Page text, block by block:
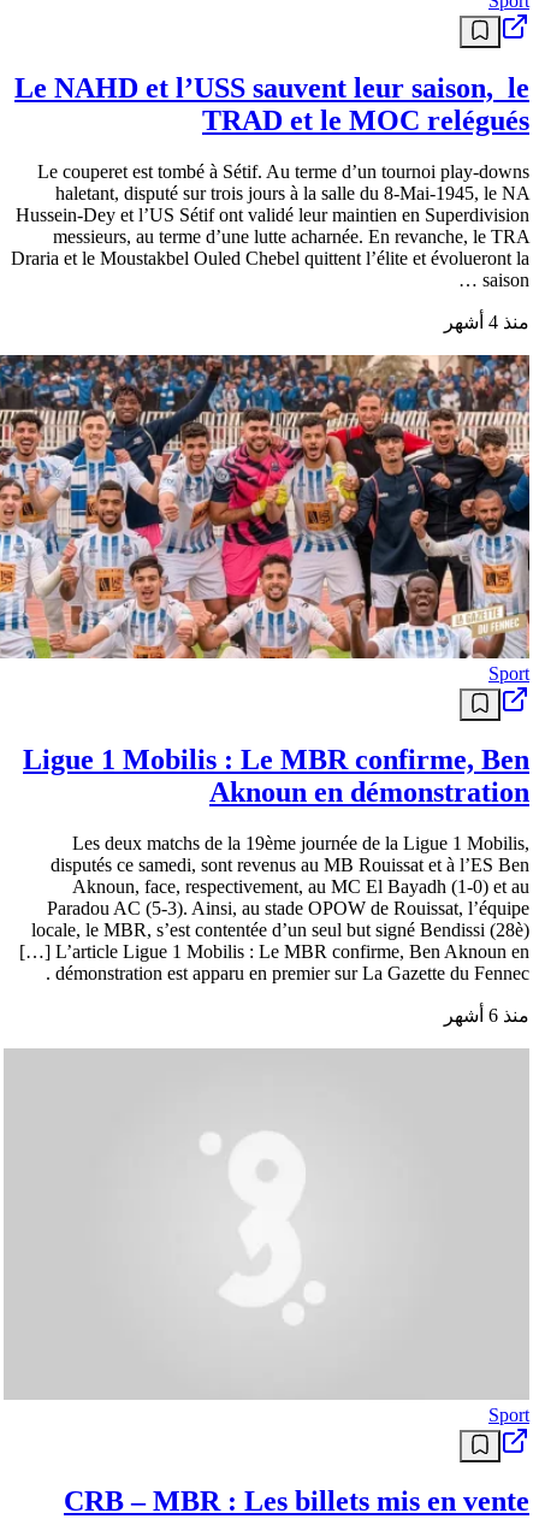
Le NAHD et l’USS sauvent leur saison, le
TRAD et le MOC relégués
Le couperet est tombé à Sétif. Au terme d’un tournoi play-downs
haletant, disputé sur trois jours à la salle du 8-Mai-1945, le NA
Hussein-Dey et l’US Sétif ont validé leur maintien en Superdivision
messieurs, au terme d’une lutte acharnée. En revanche, le TRA
Draria et le Moustakbel Ouled Chebel quittent l’élite et évolueront la
saison …
منذ 4 أشهر
Sport
Ligue 1 Mobilis : Le MBR confirme, Ben
Aknoun en démonstration
Les deux matchs de la 19ème journée de la Ligue 1 Mobilis,
disputés ce samedi, sont revenus au MB Rouissat et à l’ES Ben
Aknoun, face, respectivement, au MC El Bayadh (1-0) et au
Paradou AC (5-3). Ainsi, au stade OPOW de Rouissat, l’équipe
locale, le MBR, s’est contentée d’un seul but signé Bendissi (28è)
[…] L’article Ligue 1 Mobilis : Le MBR confirme, Ben Aknoun en
démonstration est apparu en premier sur La Gazette du Fennec .
منذ 6 أشهر
Sport
CRB – MBR : Les billets mis en vente